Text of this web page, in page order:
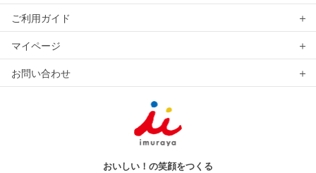
ご利用ガイド
マイページ
お問い合わせ
おいしい！の笑顔をつくる